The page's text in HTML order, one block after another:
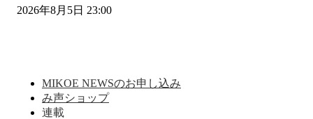
2026年8月5日 23:00
MIKOE NEWSのお申し込み
み声ショップ
連載